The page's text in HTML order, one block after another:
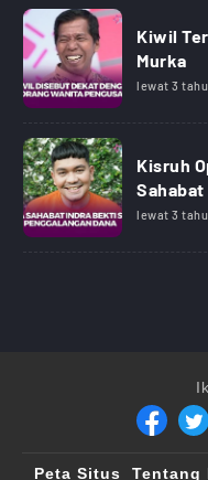
Kiwil
Murka
lewat 3
Kisruh
Sahabat
lewat 3
Peta Situs Tentang